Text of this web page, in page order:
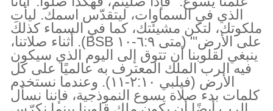
الذي في السماوات، ليتقدّس اسمك. ليأتِ
ملكوتك، لتكن مشيئتك، كما في السماء كذلك
على الأرض'" (متى ٦:٩-١٠ BSB). أثناء صلاتنا،
ينبغي لقلوبنا أن تتوق إلى اليوم الذي سيكون
فيه الرب الملك المعترف به عالميًا على كل
الأرض (فيلبي ٢:١٠-١١). وعندما نستخدم
كلمات بدء صلاة يسوع النموذجية، فإننا نسأل